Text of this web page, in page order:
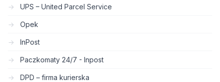
UPS – United Parcel Service
Opek
InPost
Paczkomaty 24/7 - Inpost
DPD – firma kurierska